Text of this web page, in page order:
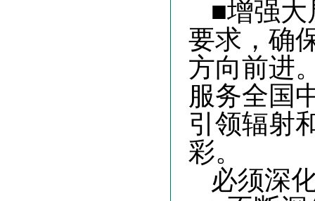
■增强大
要求，确
方向前进
服务全国
引领辐射
彩。
必须深